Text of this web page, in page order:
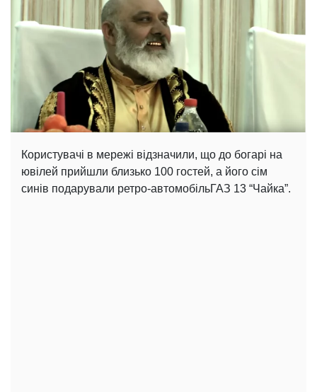
Користувачі в мережі відзначили, що до богарі на
ювілей прийшли близько 100 гостей, а його сім
синів подарували ретро-автомобільГАЗ 13 “Чайка”.